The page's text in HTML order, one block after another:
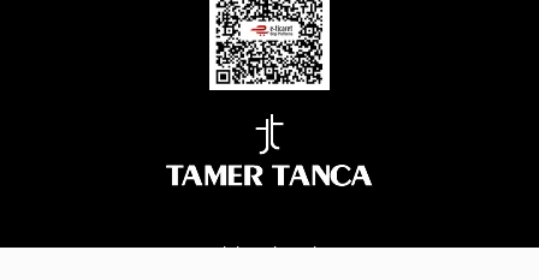
BİZİ TAKİP EDİN